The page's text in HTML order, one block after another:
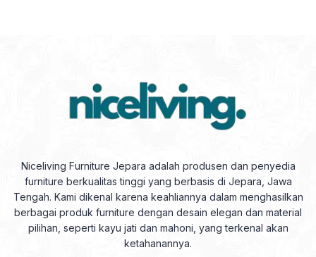
Niceliving Furniture Jepara adalah produsen dan penyedia
furniture berkualitas tinggi yang berbasis di Jepara, Jawa
Tengah. Kami dikenal karena keahliannya dalam menghasilkan
berbagai produk furniture dengan desain elegan dan material
pilihan, seperti kayu jati dan mahoni, yang terkenal akan
ketahanannya.